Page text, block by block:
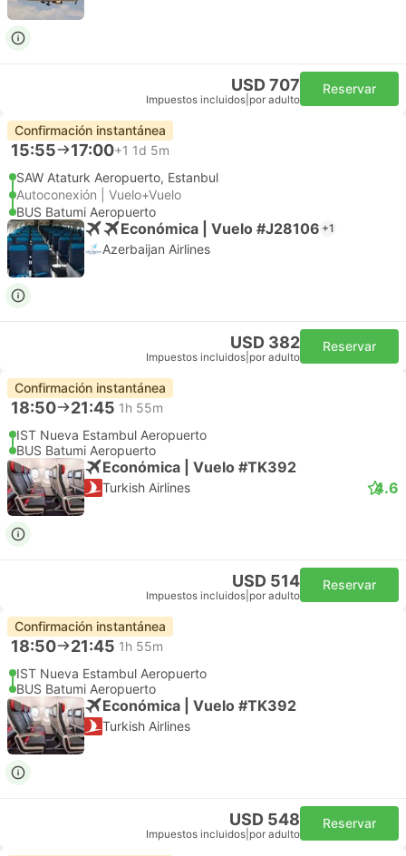
USD 707
Impuestos incluidos por adulto
Reservar
Confirmación instantánea
15:55 17:00+1 1d 5m
SAW Ataturk Aeropuerto, Estanbul
Autoconexión | Vuelo+Vuelo
BUS Batumi Aeropuerto
Económica | Vuelo #J28106 +1
Azerbaijan Airlines
USD 382
Impuestos incluidos por adulto
Reservar
Confirmación instantánea
18:50 21:45 1h 55m
IST Nueva Estambul Aeropuerto
BUS Batumi Aeropuerto
Económica | Vuelo #TK392
Turkish Airlines 4.6
USD 514
Impuestos incluidos por adulto
Reservar
Confirmación instantánea
18:50 21:45 1h 55m
IST Nueva Estambul Aeropuerto
BUS Batumi Aeropuerto
Económica | Vuelo #TK392
Turkish Airlines
USD 548
Impuestos incluidos por adulto
Reservar